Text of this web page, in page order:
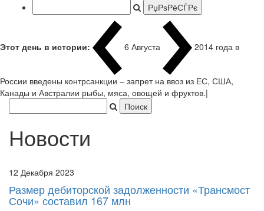
Этот день в истории: 6 Августа 2014 года в
России введены контрсанкции – запрет на ввоз из ЕС, США,
Канады и Австралии рыбы, мяса, овощей и фруктов.|
Новости
12 Декабря 2023
Размер дебиторской задолженности «Трансмост
Сочи» составил 167 млн